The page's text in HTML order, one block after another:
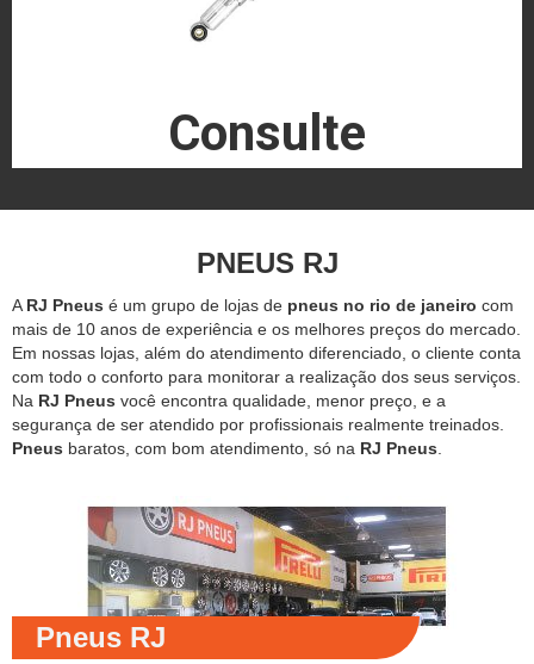
Consulte
PNEUS RJ
A RJ Pneus é um grupo de lojas de pneus no rio de janeiro com
mais de 10 anos de experiência e os melhores preços do mercado.
Em nossas lojas, além do atendimento diferenciado, o cliente conta
com todo o conforto para monitorar a realização dos seus serviços.
Na RJ Pneus você encontra qualidade, menor preço, e a
segurança de ser atendido por profissionais realmente treinados.
Pneus baratos, com bom atendimento, só na RJ Pneus
Pneus RJ